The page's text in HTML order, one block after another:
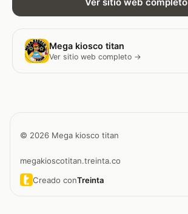
Mega kiosco titan
Ver sitio web completo →
© 2026 Mega kiosco titan
megakioscotitan.treinta.co
Creado conTreinta